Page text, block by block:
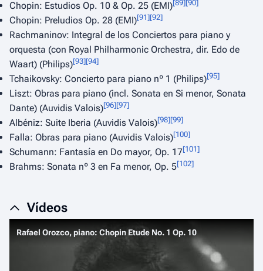
Chopin: Estudios Op. 10 & Op. 25 (EMI)[89][90]
Chopin: Preludios Op. 28 (EMI)[91][92]
Rachmaninov: Integral de los Conciertos para piano y
orquesta (con Royal Philharmonic Orchestra, dir. Edo de
Waart) (Philips)[93][94]
Tchaikovsky: Concierto para piano nº 1 (Philips)[95]
Liszt: Obras para piano (incl. Sonata en Si menor, Sonata
Dante) (Auvidis Valois)[96][97]
Albéniz: Suite Iberia (Auvidis Valois)[98][99]
Falla: Obras para piano (Auvidis Valois)[100]
Schumann: Fantasía en Do mayor, Op. 17[101]
Brahms: Sonata nº 3 en Fa menor, Op. 5[102]
Vídeos
Rafael Orozco, piano: Chopin Etude No. 1 Op. 10